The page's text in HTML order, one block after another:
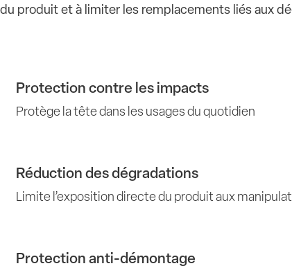
du produit et à limiter les remplacements liés aux
Protection contre les impacts
Protège la tête dans les usages du quotidien
Réduction des dégradations
Limite l’exposition directe du produit aux
Protection anti-démontage